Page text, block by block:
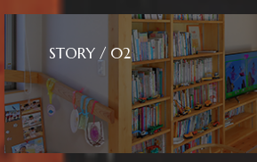
STORY / 02